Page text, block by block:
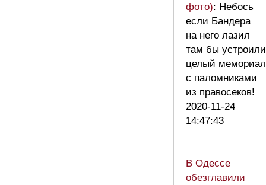
фото): Небось
если Бандера
на него лазил
там бы устроили
целый мемориал
с паломниками
из правосеков!
2020-11-24
14:47:43
В Одессе
обезглавили